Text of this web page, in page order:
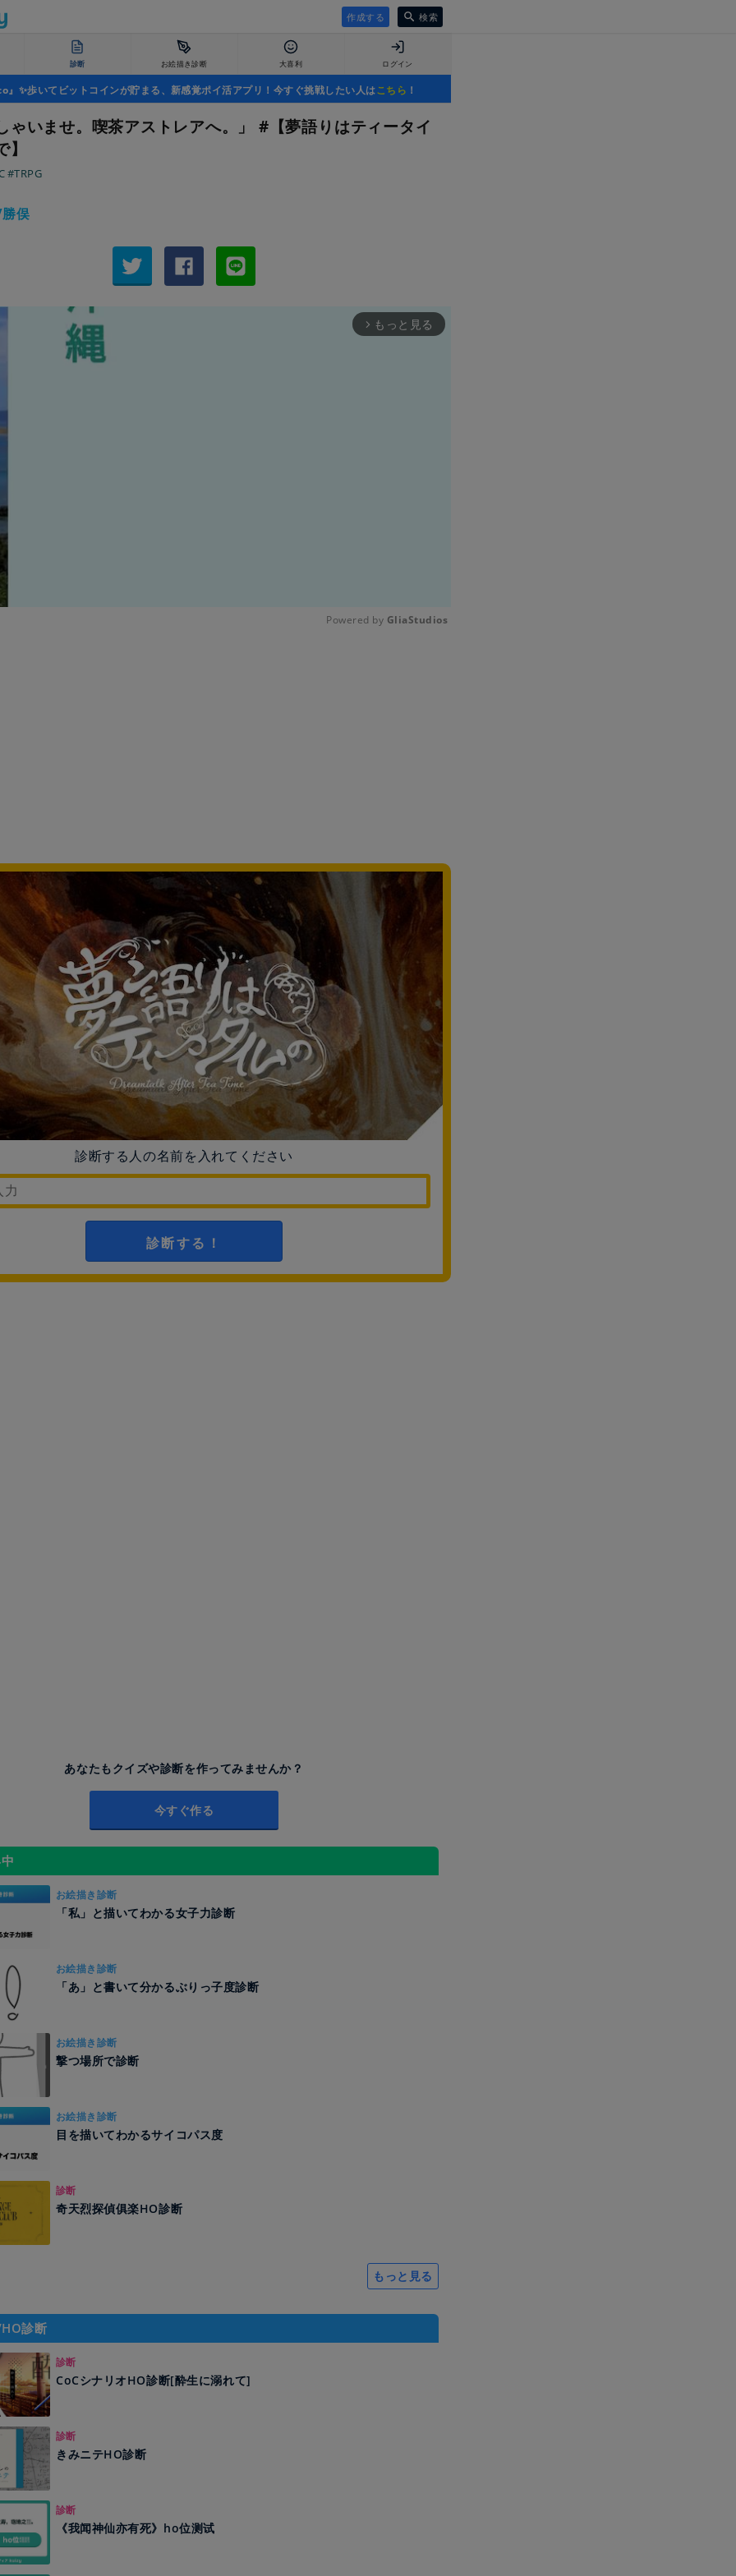
作成する 検索
診断 お絵描き診断 大喜利 ログイン
』✨歩いてビットコインが貯まる、新感覚ポイ活アプリ！今すぐ挑戦したい人はこちら ！
ゃいませ。喫茶アストレアへ。」 #【夢語りはティータイ
#TRPG
俣
arrow_forward_ios もっと見る
Powered by GliaStudios
診断する人の名前を入れてください
診断する！
あなたもクイズや診断を作ってみませんか？
今すぐ作る
お絵描き診断
「私」と描いてわかる女子力診断
お絵描き診断
「あ」と書いて分かるぶりっ子度診断
お絵描き診断
撃つ場所で診断
お絵描き診断
目を描いてわかるサイコパス度
診断
奇天烈探偵俱楽HO診断
もっと見る
診断
診断
CoCシナリオHO診断[酔生に溺れて]
診断
きみニテHO診断
診断
《我闻神仙亦有死》ho位测试